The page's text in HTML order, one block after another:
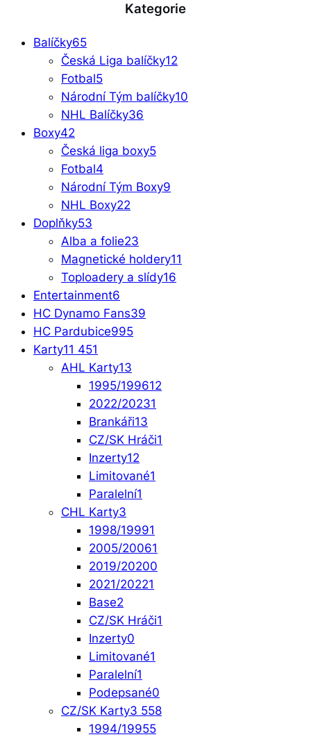
Kategorie
Balíčky65
Česká Liga balíčky12
Fotbal5
Národní Tým balíčky10
NHL Balíčky36
Boxy42
Česká liga boxy5
Fotbal4
Národní Tým Boxy9
NHL Boxy22
Doplňky53
Alba a folie23
Magnetické holdery11
Toploadery a slídy16
Entertainment6
HC Dynamo Fans39
HC Pardubice995
Karty11 451
AHL Karty13
1995/199612
2022/20231
Brankáři13
CZ/SK Hráči1
Inzerty12
Limitované1
Paralelní1
CHL Karty3
1998/19991
2005/20061
2019/20200
2021/20221
Base2
CZ/SK Hráči1
Inzerty0
Limitované1
Paralelní1
Podepsané0
CZ/SK Karty3 558
1994/19955